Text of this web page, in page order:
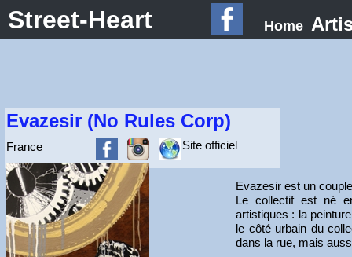
Street-Heart Home
Evazesir (No Rules Corp)
Site officiel
France
Evazesir est un
Le collectif est né
artistiques : la
le côté urbain du
dans la rue, mais